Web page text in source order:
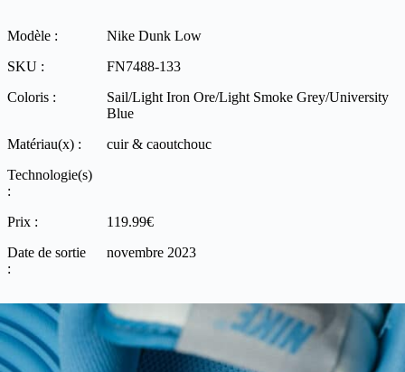
Modèle :
Nike Dunk Low
SKU :
FN7488-133
Coloris :
Sail/Light Iron Ore/Light Smoke Grey/University
Blue
Matériau(x) :
cuir & caoutchouc
Technologie(s)
:
Prix :
119.99€
Date de sortie
:
novembre 2023